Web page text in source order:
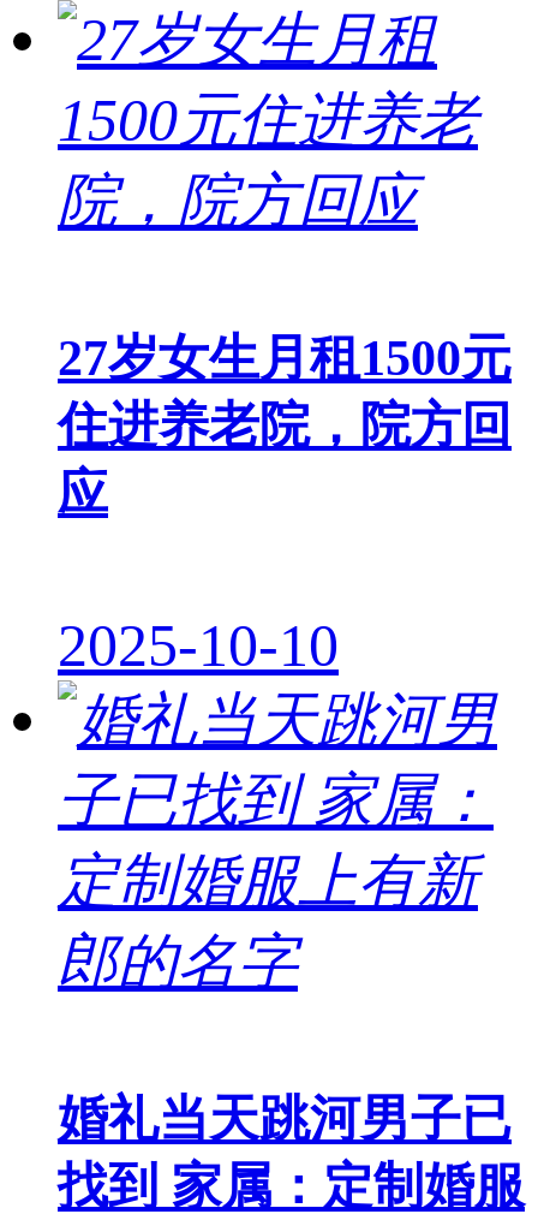
27岁女生月租1500元
住进养老院，院方回
应
2025-10-10
婚礼当天跳河男子已
找到 家属：定制婚服